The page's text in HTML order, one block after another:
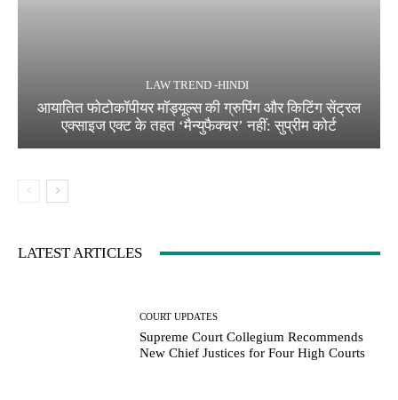
LAW TREND -HINDI
आयातित फोटोकॉपीयर मॉड्यूल्स की ग्रुपिंग और किटिंग सेंट्रल
एक्साइज एक्ट के तहत ‘मैन्युफैक्चर’ नहीं: सुप्रीम कोर्ट
LATEST ARTICLES
COURT UPDATES
Supreme Court Collegium Recommends
New Chief Justices for Four High Courts